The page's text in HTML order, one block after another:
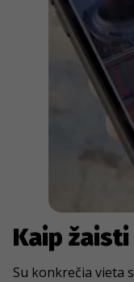
Kaip žaisti
Su konkrečia vieta